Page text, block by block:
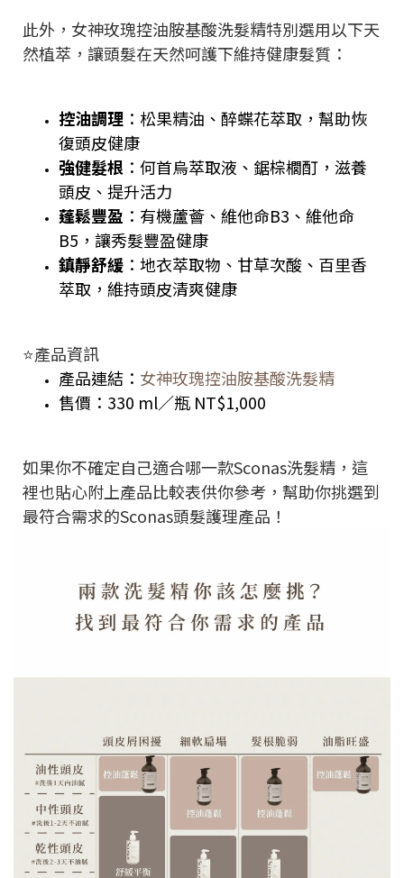
此外，女神玫瑰控油胺基酸洗髮精特別選用以下天
然植萃，讓頭髮在天然呵護下維持健康髮質：
控油調理 ：松果精油、醉蝶花萃取，幫助恢
復頭皮健康
強健髮根 ：何首烏萃取液、鋸棕櫚酊，滋養
頭皮、提升活力
蓬鬆豐盈 ：有機蘆薈、維他命B3、維他命
B5，讓秀髮豐盈健康
鎮靜舒緩 ：地衣萃取物、甘草次酸、百里香
萃取，維持頭皮清爽健康
⭐️產品資訊
產品連結： 女神玫瑰控油胺基酸洗髮精
售價：330 ml／瓶 NT$1,000
如果你不確定自己適合哪一款Sconas洗髮精，這
裡也貼心附上產品比較表供你參考，幫助你挑選到
最符合需求的Sconas頭髮護理產品！